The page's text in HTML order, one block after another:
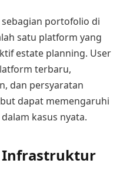
portofolio di
satu platform yang
estate planning. User
terbaru,
dan persyaratan
dapat memengaruhi
kasus nyata.
Infrastruktur